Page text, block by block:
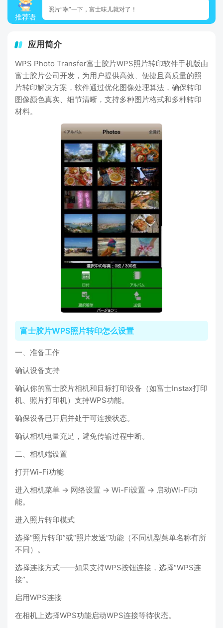
推荐语
照片“咻”一下，富士味儿就对了！
应用简介
WPS Photo Transfer富士胶片WPS照片转印软件手机版由
富士胶片公司开发，为用户提供高效、便捷且高质量的照
片转印解决方案，软件通过优化图像处理算法，确保转印
图像颜色真实、细节清晰，支持多种图片格式和多种转印
材料。
富士胶片WPS照片转印怎么设置
一、准备工作
确认设备支持
确认你的富士胶片相机和目标打印设备（如富士Instax打印
机、照片打印机）支持WPS功能。
确保设备已开启并处于可连接状态。
确认相机电量充足，避免传输过程中断。
二、相机端设置
打开Wi-Fi功能
进入相机菜单 → 网络设置 → Wi-Fi设置 → 启动Wi-Fi功
能。
进入照片转印模式
选择“照片转印”或“照片发送”功能（不同机型菜单名称有所
不同）。
选择连接方式——如果支持WPS按钮连接，选择“WPS连
接”。
启用WPS连接
在相机上选择WPS功能启动WPS连接等待状态。